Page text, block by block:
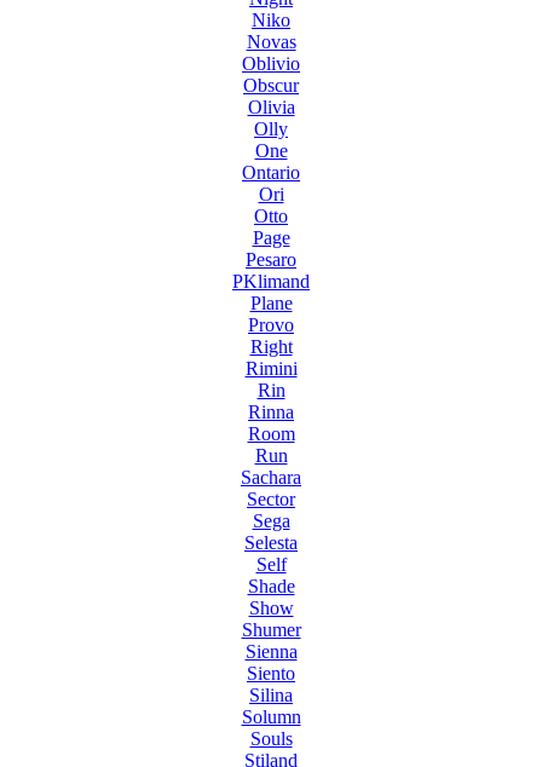
Niko
Novas
Oblivio
Obscur
Olivia
Olly
One
Ontario
Ori
Otto
Page
Pesaro
PKlimand
Plane
Provo
Right
Rimini
Rin
Rinna
Room
Run
Sachara
Sector
Sega
Selesta
Self
Shade
Show
Shumer
Sienna
Siento
Silina
Solumn
Souls
Stiland